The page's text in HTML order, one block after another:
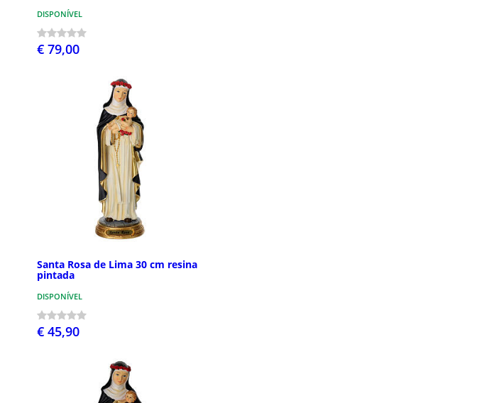
DISPONÍVEL
€ 79,00
Santa Rosa de Lima 30 cm resina
pintada
DISPONÍVEL
€ 45,90